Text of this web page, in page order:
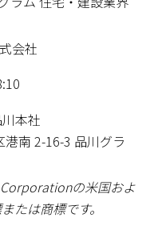
会社
本社
南 2-16-3 品川グラ
の米国およ
たは商標です。